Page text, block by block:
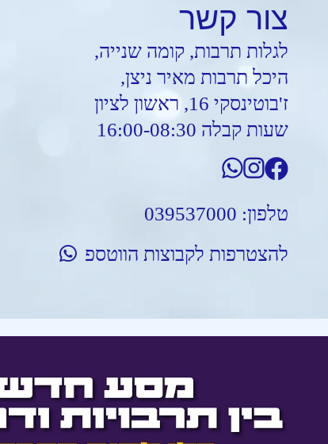
צור קשר
לגלות תרבות, קומה שנייה,
היכל תרבות מאיר ניצן,
ז'בוטינסקי 16, ראשון לציון
שעות קבלה 16:00-08:30
טלפון: 039537000
להצטרפות לקבוצות הווטספ
לוח מופעים